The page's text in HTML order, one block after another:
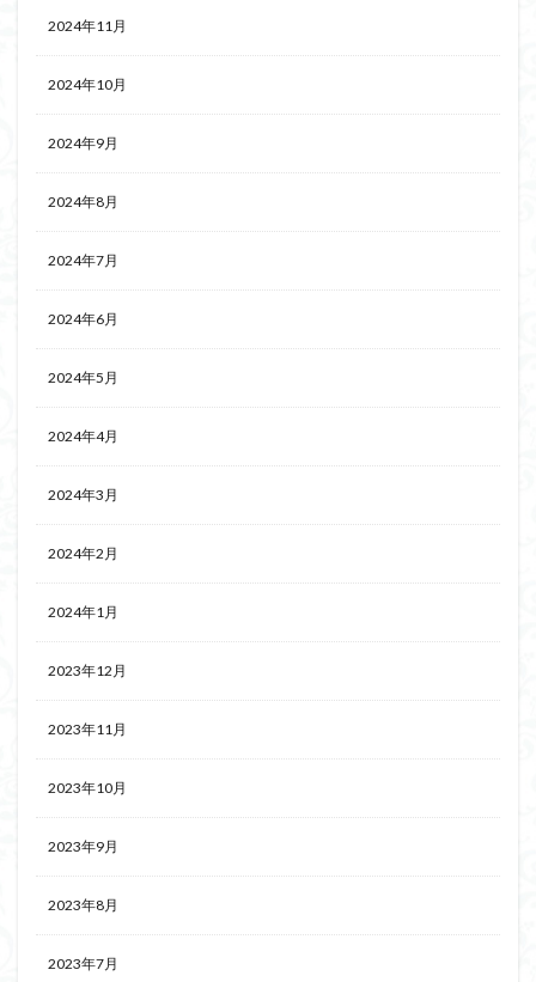
2024年11月
2024年10月
2024年9月
2024年8月
2024年7月
2024年6月
2024年5月
2024年4月
2024年3月
2024年2月
2024年1月
2023年12月
2023年11月
2023年10月
2023年9月
2023年8月
2023年7月